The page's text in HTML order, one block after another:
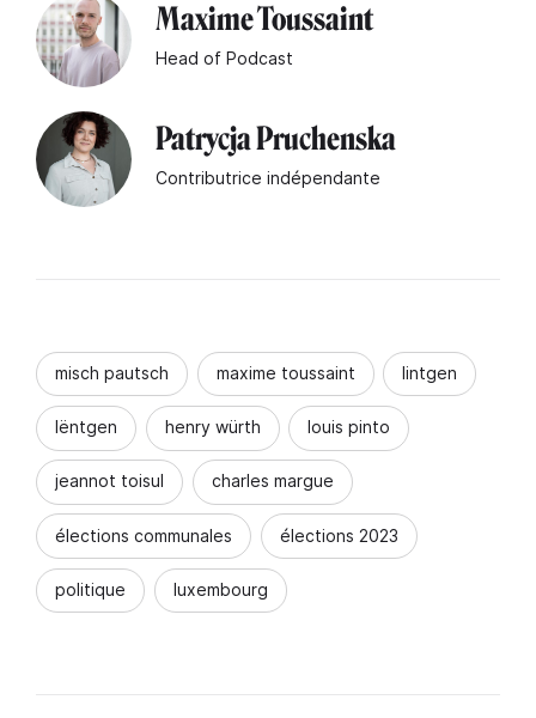
Maxime Toussaint
Head of Podcast
Patrycja Pruchenska
Contributrice indépendante
misch pautsch maxime toussaint lintgen
lëntgen henry würth louis pinto
jeannot toisul charles margue
élections communales élections 2023
politique luxembourg